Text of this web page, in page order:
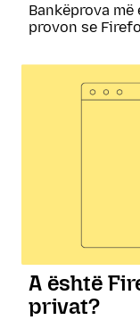
Bankëprova
provon se
A është
privat?